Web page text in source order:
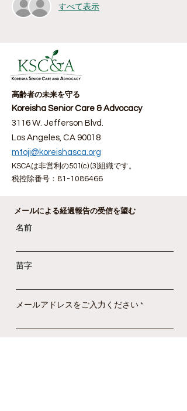
すべて表示
高齢者の未来を守る
Koreisha Senior Care & Advocacy
3116 W. Jefferson Blvd.
Los Angeles, CA 90018
mtoji@koreishasca.org
KSCAは非営利の501(c) (3)組織です。
税控除番号： 81-1086466
メールによる経過報告の受信を望む
名前
苗字
メールアドレスをご入力ください